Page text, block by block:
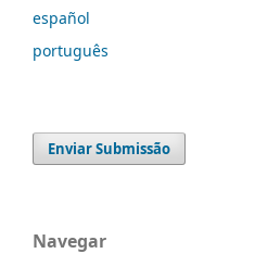
español
português
Enviar Submissão
Navegar